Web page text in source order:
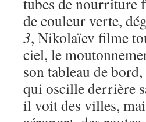
de couleur verte,
3, Nikolaïev filme
ciel, le
son tableau de
qui oscille derrière
il voit des villes,